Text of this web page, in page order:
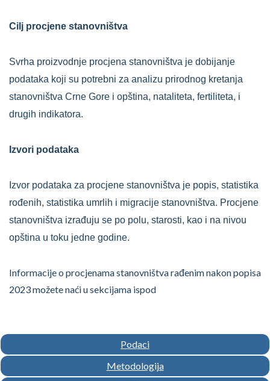
Cilj procjene stanovništva
Svrha proizvodnje procjena stanovništva je dobijanje
podataka koji su potrebni za analizu prirodnog kretanja
stanovništva Crne Gore i opština, nataliteta, fertiliteta, i
drugih indikatora.
Izvori podataka
Izvor podataka za procjene stanovništva je popis, statistika
rođenih, statistika umrlih i migracije stanovništva. Procjene
stanovništva izrađuju se po polu, starosti, kao i na nivou
opština u toku jedne godine.
Informacije o procjenama stanovništva rađenim nakon popisa
2023 možete naći u sekcijama ispod
Podaci
Metodologija